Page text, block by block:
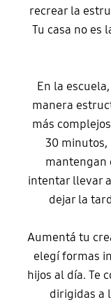
recrear la
Tu casa no es
En la
manera
más
30 minutos,
mantengan
intentar llevar
dejar la
Aumentá tu
elegí formas
hijos al día. Te
dirigidas a